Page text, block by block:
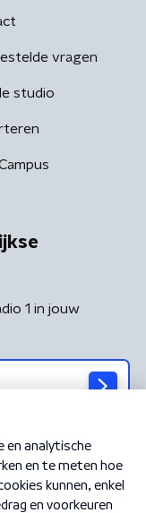
vragen
studio
1 in jouw